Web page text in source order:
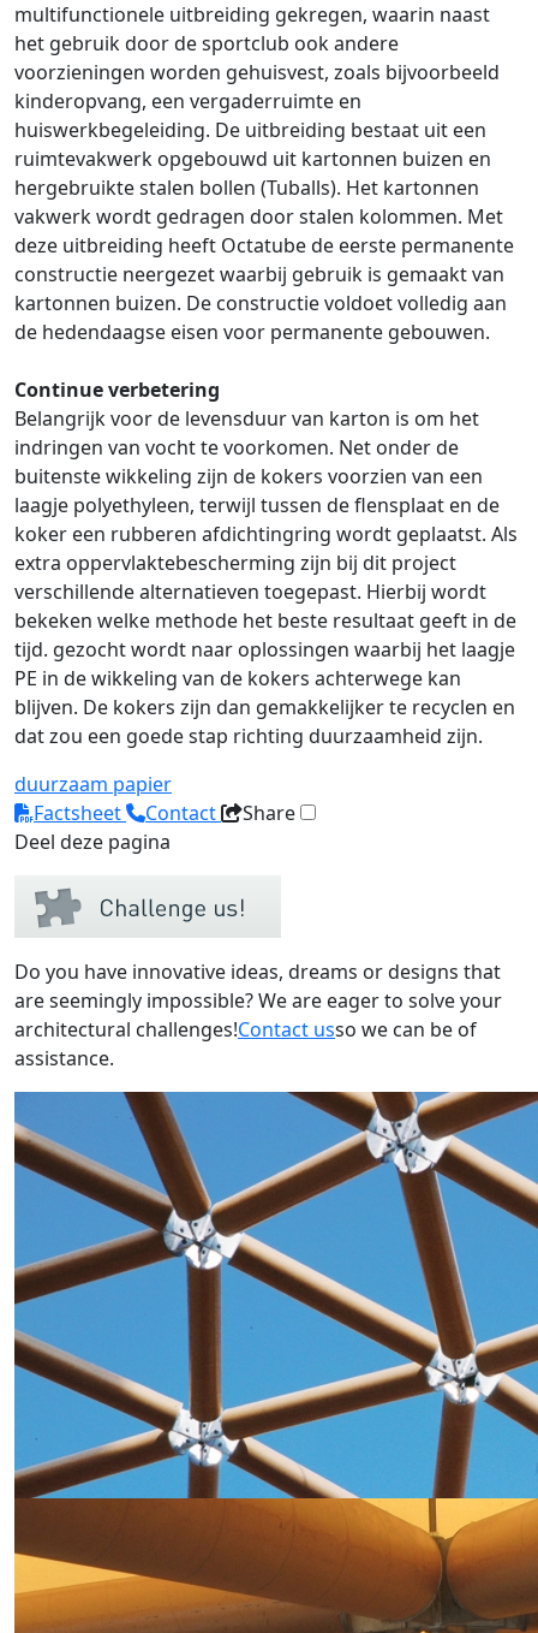
multifunctionele uitbreiding gekregen, waarin naast
het gebruik door de sportclub ook andere
voorzieningen worden gehuisvest, zoals bijvoorbeeld
kinderopvang, een vergaderruimte en
huiswerkbegeleiding. De uitbreiding bestaat uit een
ruimtevakwerk opgebouwd uit kartonnen buizen en
hergebruikte stalen bollen (Tuballs). Het kartonnen
vakwerk wordt gedragen door stalen kolommen. Met
deze uitbreiding heeft Octatube de eerste permanente
constructie neergezet waarbij gebruik is gemaakt van
kartonnen buizen. De constructie voldoet volledig aan
de hedendaagse eisen voor permanente gebouwen.
Continue verbetering
Belangrijk voor de levensduur van karton is om het
indringen van vocht te voorkomen. Net onder de
buitenste wikkeling zijn de kokers voorzien van een
laagje polyethyleen, terwijl tussen de flensplaat en de
koker een rubberen afdichtingring wordt geplaatst. Als
extra oppervlaktebescherming zijn bij dit project
verschillende alternatieven toegepast. Hierbij wordt
bekeken welke methode het beste resultaat geeft in de
tijd. gezocht wordt naar oplossingen waarbij het laagje
PE in de wikkeling van de kokers achterwege kan
blijven. De kokers zijn dan gemakkelijker te recyclen en
dat zou een goede stap richting duurzaamheid zijn.
duurzaam papier
Factsheet
Contact
Share
Deel deze pagina
Do you have innovative ideas, dreams or designs that
are seemingly impossible? We are eager to solve your
architectural challenges!Contact usso we can be of
assistance.